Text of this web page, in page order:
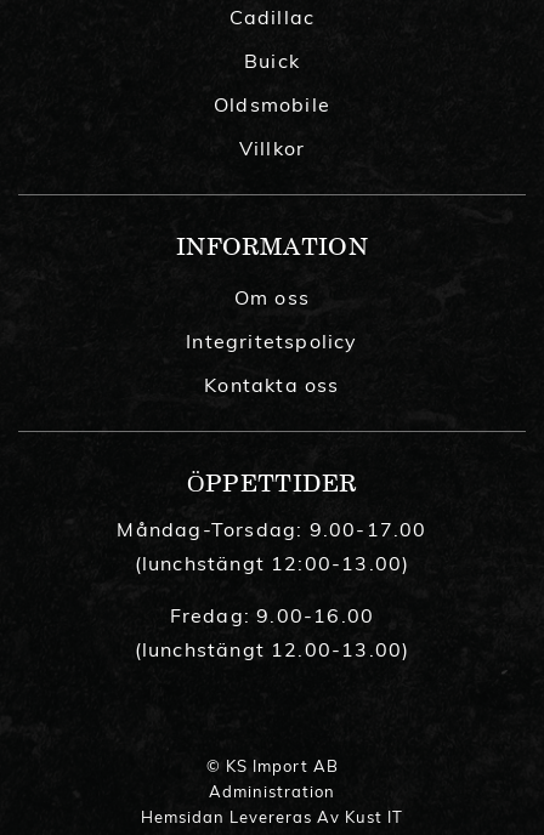
Cadillac
Buick
Oldsmobile
Villkor
INFORMATION
Om oss
Integritetspolicy
Kontakta oss
ÖPPETTIDER
Måndag-Torsdag: 9.00-17.00
(lunchstängt 12:00-13.00)
Fredag: 9.00-16.00
(lunchstängt 12.00-13.00)
© KS Import AB
Administration
Hemsidan Levereras Av Kust IT